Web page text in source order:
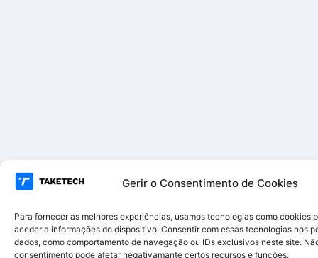
Gerir o Consentimento de Cookies
Para fornecer as melhores experiências, usamos tecnologias como cookies
aceder a informações do dispositivo. Consentir com essas tecnologias nos
dados, como comportamento de navegação ou IDs exclusivos neste site.
consentimento pode afetar negativamante certos recursos e funções.